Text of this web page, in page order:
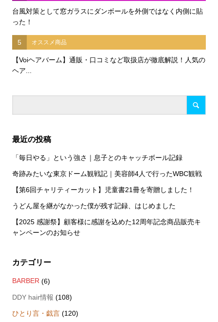
台風対策として窓ガラスにダンボールを外側ではなく内側に貼
った！
5 オススメ商品
【Voiヘアバーム】通販・口コミなど取扱店が徹底解説！人気の
ヘア...
最近の投稿
「毎日やる」という強さ｜息子とのキャッチボール記録
奇跡みたいな東京ドーム観戦記｜美容師4人で行ったWBC観戦
【第6回チャリティーカット】児童書21冊を寄贈しました！
うどん屋を継がなかった僕が残す記録、はじめました
【2025 感謝祭】顧客様に感謝を込めた12周年記念商品販売キ
ャンペーンのお知らせ
カテゴリー
BARBER(6)
DDY hair情報 (108)
ひとり言・戯言(120)